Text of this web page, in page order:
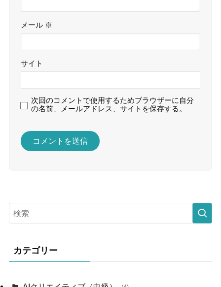
メール ※
サイト
次回のコメントで使用するためブラウザーに自分
の名前、メールアドレス、サイトを保存する。
カテゴリー